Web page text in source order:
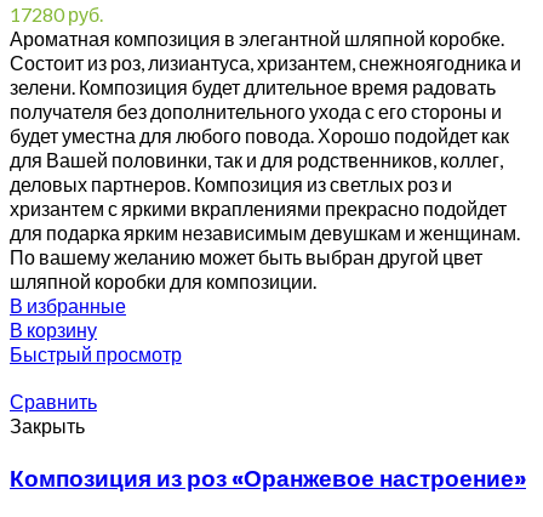
17280руб.
Ароматная композиция в элегантной шляпной коробке.
Состоит из роз, лизиантуса, хризантем, снежноягодника и
зелени. Композиция будет длительное время радовать
получателя без дополнительного ухода с его стороны и
будет уместна для любого повода. Хорошо подойдет как
для Вашей половинки, так и для родственников, коллег,
деловых партнеров. Композиция из светлых роз и
хризантем с яркими вкраплениями прекрасно подойдет
для подарка ярким независимым девушкам и женщинам.
По вашему желанию может быть выбран другой цвет
шляпной коробки для композиции.
В избранные
В корзину
Быстрый просмотр
Сравнить
Закрыть
Композиция из роз «Оранжевое настроение»